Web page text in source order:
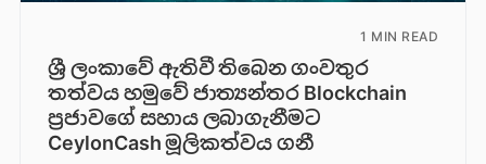
1 MIN READ
ශ්‍රී ලංකාවේ ඇතිවී තිබෙන ගංවතුර
තත්වය හමුවේ ජාත්‍යන්තර Blockchain
ප්‍රජාවගේ සහාය ලබාගැනීමට
CeylonCash මූලිකත්වය ග​නී